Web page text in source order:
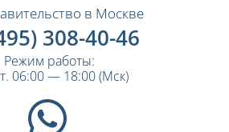
в Москве
308-40-46
Режим работы:
06:00 — 18:00 (Мск)